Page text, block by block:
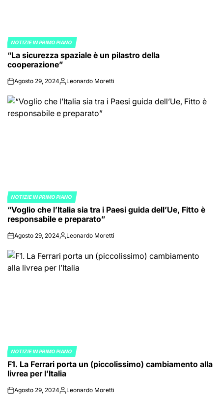
POSTED
IN
NOTIZIE IN PRIMO PIANO
“La sicurezza spaziale è un pilastro della
cooperazione”
onAgosto 29, 2024Posted
Leonardo Moretti
POSTED
IN
NOTIZIE IN PRIMO PIANO
“Voglio che l’Italia sia tra i Paesi guida dell’Ue, Fitto è
responsabile e preparato”
onAgosto 29, 2024Posted
Leonardo Moretti
POSTED
IN
NOTIZIE IN PRIMO PIANO
F1. La Ferrari porta un (piccolissimo) cambiamento alla
livrea per l’Italia
onAgosto 29, 2024Posted
Leonardo Moretti